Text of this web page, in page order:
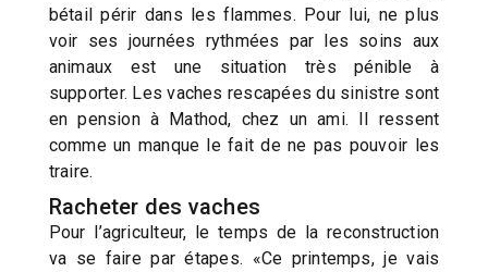
bétail périr dans les flammes. Pour lui, ne plus
voir ses journées rythmées par les soins aux
animaux est une situation très pénible à
supporter. Les vaches rescapées du sinistre sont
en pension à Mathod, chez un ami. Il ressent
comme un manque le fait de ne pas pouvoir les
traire.
Racheter des vaches
Pour l’agriculteur, le temps de la reconstruction
va se faire par étapes. «Ce printemps, je vais